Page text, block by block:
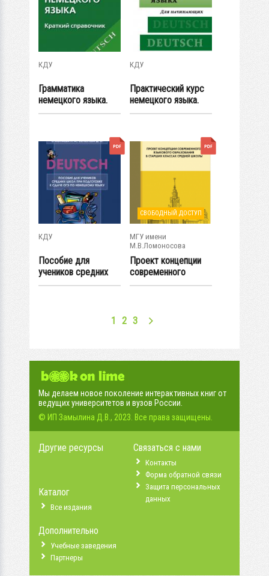
КДУ
Грамматика
немецкого языка.
Краткий справочник
КДУ
Практический курс
немецкого языка.
Для начинающих
КДУ
Пособие для
учеников средних
школ при
СВОБОДНЫЙ ДОСТУП
МГУ имени
М.В.Ломоносова
Проект концепции
современного
языкового...
1 2 3
Мы делаем новое поколение интерактивных книг от
ведущих университетов и вузов России.
© ИП Замылина Д.В., 2023. Все права защищены.
Другие ресурсы
Каталог
Все издания
Дополнительно
Учебные заведения
Партнеры
Связаться с нами
Контакты
Форма обратной связи
Защита персональных
данных